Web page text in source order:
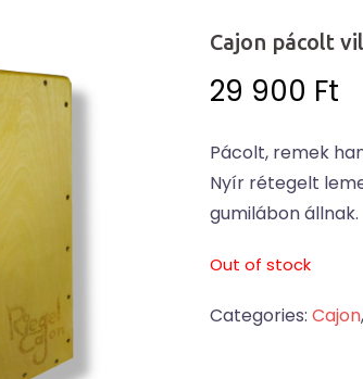
Cajon pácolt
29 900 Ft
Pácolt, remek
Nyír rétegelt
gumilábon állnak.
Out of stock
Categories: Cajon,